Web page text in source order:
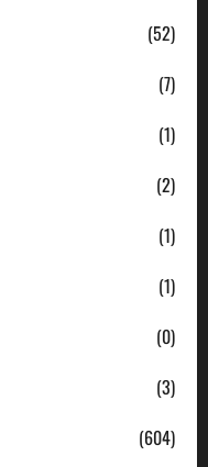
(52)
(7)
(1)
(2)
(1)
(1)
(0)
(3)
(604)